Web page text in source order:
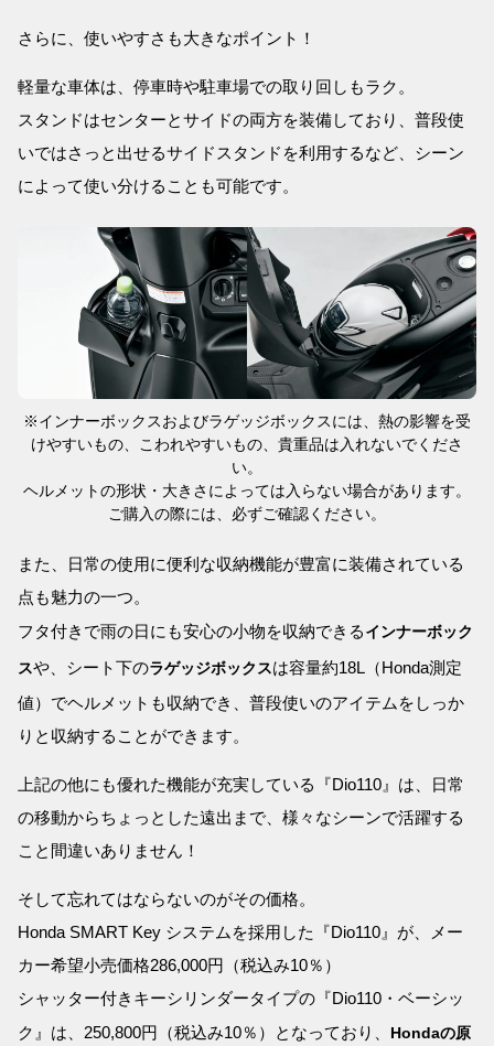
さらに、使いやすさも大きなポイント！
軽量な車体は、停車時や駐車場での取り回しもラク。
スタンドはセンターとサイドの両方を装備しており、普段使
いではさっと出せるサイドスタンドを利用するなど、シーン
によって使い分けることも可能です。
※インナーボックスおよびラゲッジボックスには、熱の影響を受
けやすいもの、こわれやすいもの、貴重品は入れないでくださ
い。
ヘルメットの形状・大きさによっては入らない場合があります。
ご購入の際には、必ずご確認ください。
また、日常の使用に便利な収納機能が豊富に装備されている
点も魅力の一つ。
フタ付きで雨の日にも安心の小物を収納できるインナーボック
スや、シート下のラゲッジボックスは容量約18L（Honda測定
値）でヘルメットも収納でき、普段使いのアイテムをしっか
りと収納することができます。
上記の他にも優れた機能が充実している『Dio110』は、日常
の移動からちょっとした遠出まで、様々なシーンで活躍する
こと間違いありません！
そして忘れてはならないのがその価格。
Honda SMART Key システムを採用した『Dio110』が、メー
カー希望小売価格286,000円（税込み10％）
シャッター付きキーシリンダータイプの『Dio110・ベーシッ
ク』は、250,800円（税込み10％）となっており、 Hondaの原